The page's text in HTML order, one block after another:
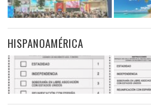
HISPANOAMÉRICA